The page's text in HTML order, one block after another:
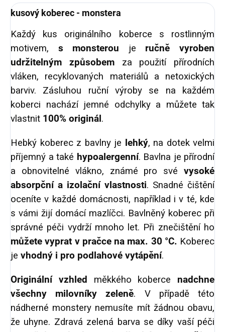
kusový koberec - monstera
Každý kus originálního koberce s rostlinným
motivem, s monsterou je ručně vyroben
udržitelným způsobemza použití přírodních
vláken, recyklovaných materiálů a netoxických
barviv. Zásluhou ruční výroby se na každém
koberci nachází jemné odchylky a můžete tak
vlastnit 100% originál.
Hebký koberec z bavlny je lehký, na dotek velmi
příjemný a také hypoalergenní. Bavlna je přírodní
a obnovitelné vlákno, známé pro své vysoké
absorpční a izolační vlastnosti. Snadné čištění
oceníte v každé domácnosti, například i v té, kde
s vámi žijí domácí mazlíčci. Bavlněný koberec při
správné péči vydrží mnoho let. Při znečištění ho
můžete vyprat v pračce na max. 30 °C. Koberec
je vhodný i pro podlahové vytápění.
Originální vzhled měkkého koberce nadchne
všechny milovníky zeleně. V případě této
nádherné monstery nemusíte mít žádnou obavu,
že uhyne. Zdravá zelená barva se díky vaší péči